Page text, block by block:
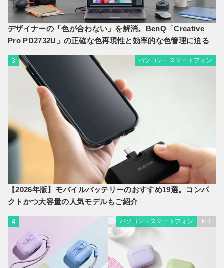
デザイナーの「色が合わない」を解消。BenQ「Creative
Pro PD2732U」の正確な色再現性と効率的な色管理に迫る
3 パソコン・スマートフォン
【2026年版】モバイルバッテリーのおすすめ19選。コンパ
クトかつ大容量の人気モデルもご紹介
4 パソコン・スマートフォン PR